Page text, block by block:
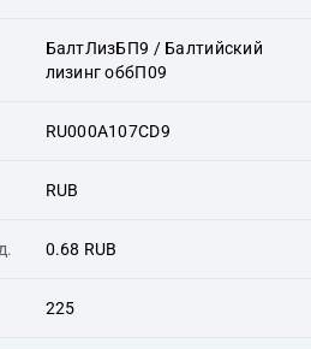
БалтЛизБП9 / Балтийский
лизинг оббП09
RU000A107CD9
RUB
0.68 RUB
225